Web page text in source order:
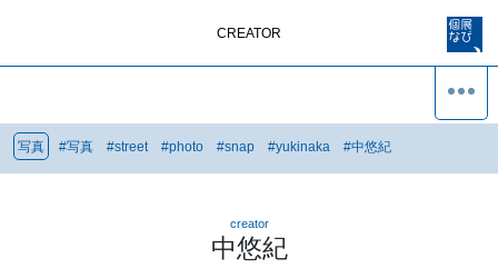
CREATOR
写真 #写真 #street #photo #snap #yukinaka #中悠紀
creator
中悠紀